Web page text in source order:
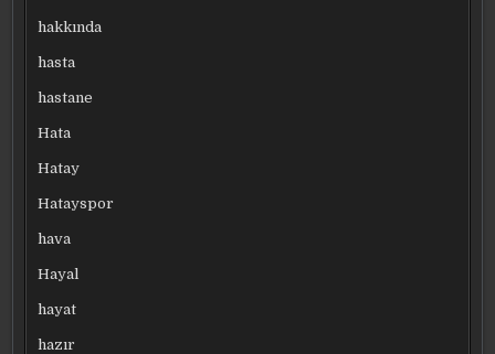
hakkında
hasta
hastane
Hata
Hatay
Hatayspor
hava
Hayal
hayat
hazır